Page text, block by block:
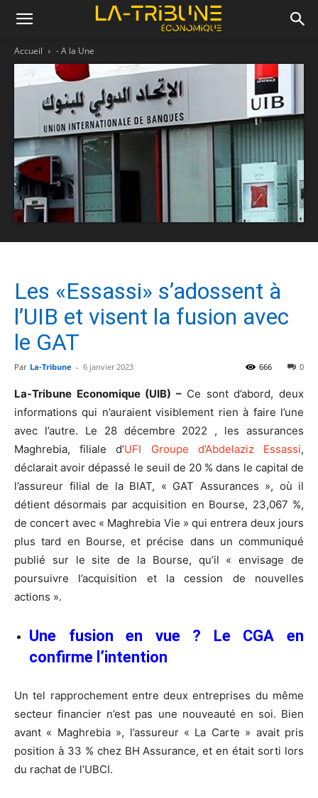
Accueil - A la Une
Les «Essassi» s’adossent à
l’UIB et visent la fusion avec
le GAT
Par La-Tribune - 6 janvier 2023 0
666
La-Tribune Economique (UIB) – Ce sont d’abord, deux
informations qui n’auraient visiblement rien à faire l’une
avec l’autre. Le 28 décembre 2022 , les assurances
Maghrebia, filiale d’UFI Groupe d’Abdelaziz Essassi,
déclarait avoir dépassé le seuil de 20 % dans le capital de
l’assureur filial de la BIAT, « GAT Assurances », où il
détient désormais par acquisition en Bourse, 23,067 %,
de concert avec « Maghrebia Vie » qui entrera deux jours
plus tard en Bourse, et précise dans un communiqué
publié sur le site de la Bourse, qu’il « envisage de
poursuivre l’acquisition et la cession de nouvelles
actions ».
Une fusion en vue ? Le CGA en
confirme l’intention
Un tel rapprochement entre deux entreprises du même
secteur financier n’est pas une nouveauté en soi. Bien
avant « Maghrebia », l’assureur « La Carte » avait pris
position à 33 % chez BH Assurance, et en était sorti lors
du rachat de l’UBCI.